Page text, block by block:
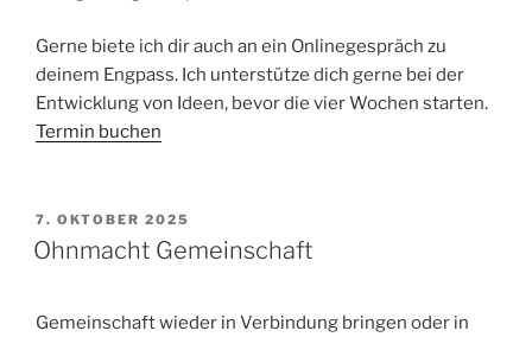
Gerne biete ich dir auch an ein Onlinegespräch zu
deinem Engpass. Ich unterstütze dich gerne bei der
Entwicklung von Ideen, bevor die vier Wochen starten.
Termin buchen
VERÖFFENTLICHT
AM
7. OKTOBER 2025
Ohnmacht Gemeinschaft
Gemeinschaft wieder in Verbindung bringen oder in